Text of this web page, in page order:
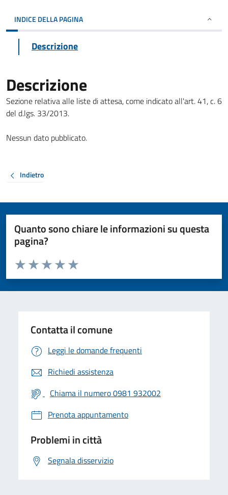
INDICE DELLA PAGINA
Descrizione
Descrizione
Sezione relativa alle liste di attesa, come indicato all'art. 41, c. 6
del d.lgs. 33/2013.
Nessun dato pubblicato.
Indietro
Quanto sono chiare le informazioni su questa
pagina?
Valuta da 1 a 5 stelle la pagina
Valuta 5 stelle su 5
Valuta 4 stelle su 5
Valuta 3 stelle su 5
Valuta 2 stelle su 5
Valuta 1 stelle su 5
Contatta il comune
Leggi le domande frequenti
Richiedi assistenza
Chiama il numero 0981 932002
Prenota appuntamento
Problemi in città
Segnala disservizio